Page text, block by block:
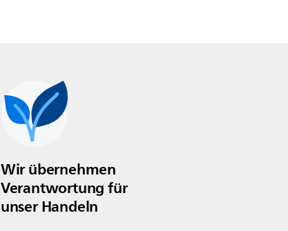
Wir übernehmen
Verantwortung für
unser Handeln